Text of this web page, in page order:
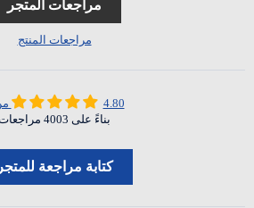
مراجعات المتجر
مراجعات المنتج
4.80 من 5
بناءً على 4003 مراجعات
كتابة مراجعة للمتجر